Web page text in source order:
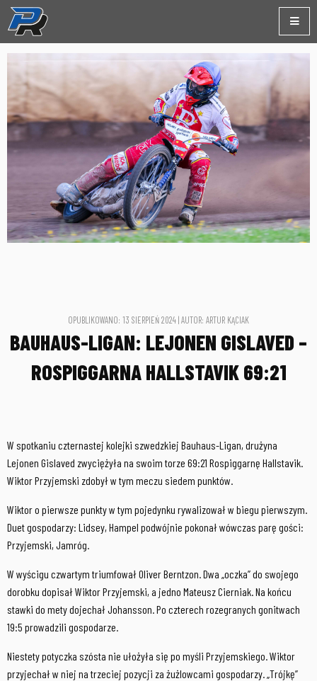
OPUBLIKOWANO: 13 SIERPIEŃ 2024 | AUTOR: ARTUR KĄCIAK
BAUHAUS-LIGAN: LEJONEN GISLAVED –
ROSPIGGARNA HALLSTAVIK 69:21
W spotkaniu czternastej kolejki szwedzkiej Bauhaus-Ligan, drużyna
Lejonen Gislaved zwyciężyła na swoim torze 69:21 Rospiggarnę Hallstavik.
Wiktor Przyjemski zdobył w tym meczu siedem punktów.
Wiktor o pierwsze punkty w tym pojedynku rywalizował w biegu pierwszym.
Duet gospodarzy: Lidsey, Hampel podwójnie pokonał wówczas parę gości:
Przyjemski, Jamróg.
W wyścigu czwartym triumfował Oliver Berntzon. Dwa „oczka” do swojego
dorobku dopisał Wiktor Przyjemski, a jedno Mateusz Cierniak. Na końcu
stawki do mety dojechał Johansson. Po czterech rozegranych gonitwach
19:5 prowadzili gospodarze.
Niestety potyczka szósta nie ułożyła się po myśli Przyjemskiego. Wiktor
przyjechał w niej na trzeciej pozycji za żużlowcami gospodarzy. „Trójkę”